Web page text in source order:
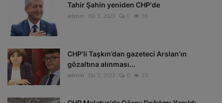
Tahir Şahin yeniden CHP'de
admin Eki 3, 2023 0 35
CHP’li Taşkın’dan gazeteci Arslan’ın
gözaltına alınması...
admin Eki 3, 2023 0 23